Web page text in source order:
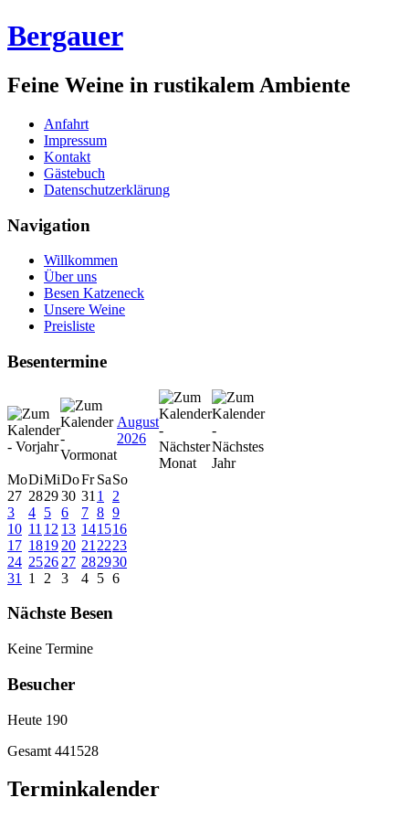
Bergauer
Feine Weine in rustikalem Ambiente
Anfahrt
Impressum
Kontakt
Gästebuch
Datenschutzerklärung
Navigation
Willkommen
Über uns
Besen Katzeneck
Unsere Weine
Preisliste
Besentermine
August
2026
MoDiMiDoFr SaSo
27 282930 31 1
2
3
4 5 6 7 8 9
10 11 12 13 141516
17 1819 20 21 2223
24 2526 27 282930
31
1 2 3 4 5 6
Nächste Besen
Keine Termine
Besucher
Heute 190
Gesamt 441528
Terminkalender